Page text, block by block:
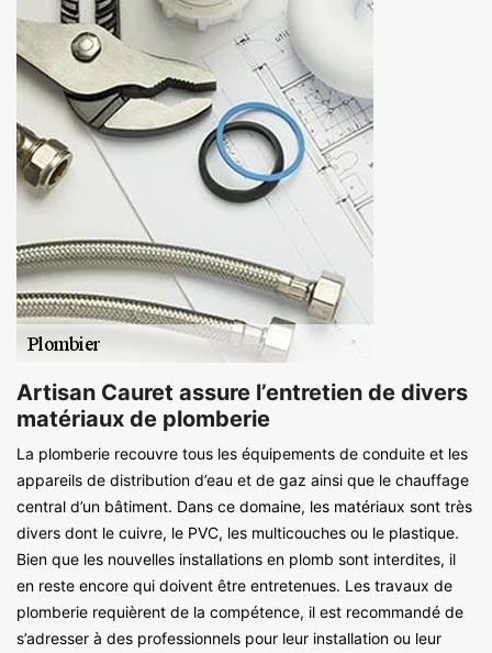
Artisan Cauret assure l’entretien de divers
matériaux de plomberie
La plomberie recouvre tous les équipements de conduite et les
appareils de distribution d’eau et de gaz ainsi que le chauffage
central d’un bâtiment. Dans ce domaine, les matériaux sont très
divers dont le cuivre, le PVC, les multicouches ou le plastique.
Bien que les nouvelles installations en plomb sont interdites, il
en reste encore qui doivent être entretenues. Les travaux de
plomberie requièrent de la compétence, il est recommandé de
s’adresser à des professionnels pour leur installation ou leur